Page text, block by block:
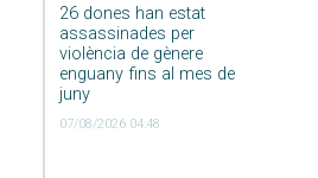
26 dones han estat
assassinades per
violència de gènere
enguany fins al mes de
juny
07/08/2026 04:48